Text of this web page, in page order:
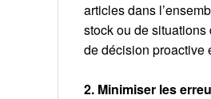
articles dans
stock ou de
de décision proactive
2. Minimiser les